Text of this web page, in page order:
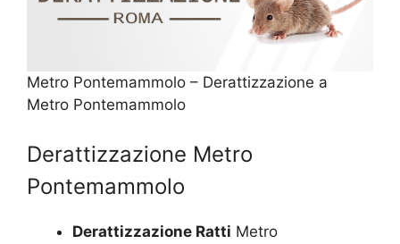
Metro Pontemammolo – Derattizzazione a
Metro Pontemammolo
Derattizzazione Metro
Pontemammolo
Derattizzazione Ratti Metro